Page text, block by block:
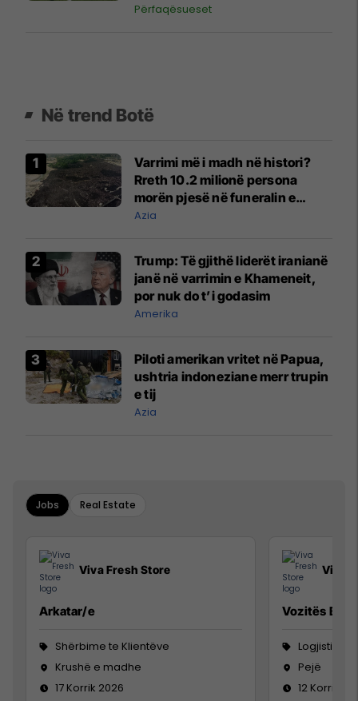
Përfaqësueset
Në trend Botë
Varrimi më i madh në histori?
Rreth 10.2 milionë persona
morën pjesë në funeralin e
liderit të Iranit në 1989
Azia
Trump: Të gjithë liderët iranianë
janë në varrimin e Khameneit,
por nuk do t’i godasim
Amerika
Piloti amerikan vritet në Papua,
ushtria indoneziane merr trupin
e tij
Azia
Jobs Real Estate
Viva Fresh Store
Arkatar/e
Shërbime te Klientëve
Krushë e madhe
17 Korrik 2026
Viva
Vozitës B
Logjistikë
Pejë
12 Korrik